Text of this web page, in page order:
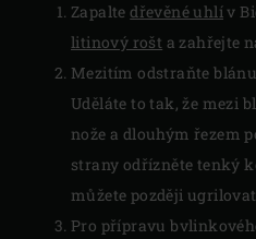
Zapaltedřevěné uhlív
litinový rošt a zahřejte
Mezitím odstraňte
Uděláte to tak, že mezi
nože a dlouhým řezem
strany odřízněte tenký
můžete později
Pro přípravu